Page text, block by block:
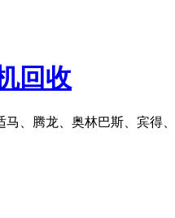
回收
、腾龙、奥林巴斯、宾得